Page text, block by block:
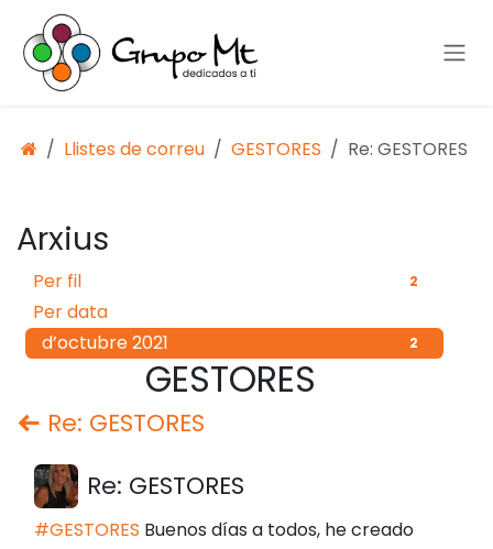
Skip to Content
Llistes de correu GESTORES Re: GESTORES
Arxius
Per fil 2
Per data
d’octubre 2021
2
GESTORES
Re: GESTORES
Re: GESTORES
#GESTORES Buenos días a todos, he creado